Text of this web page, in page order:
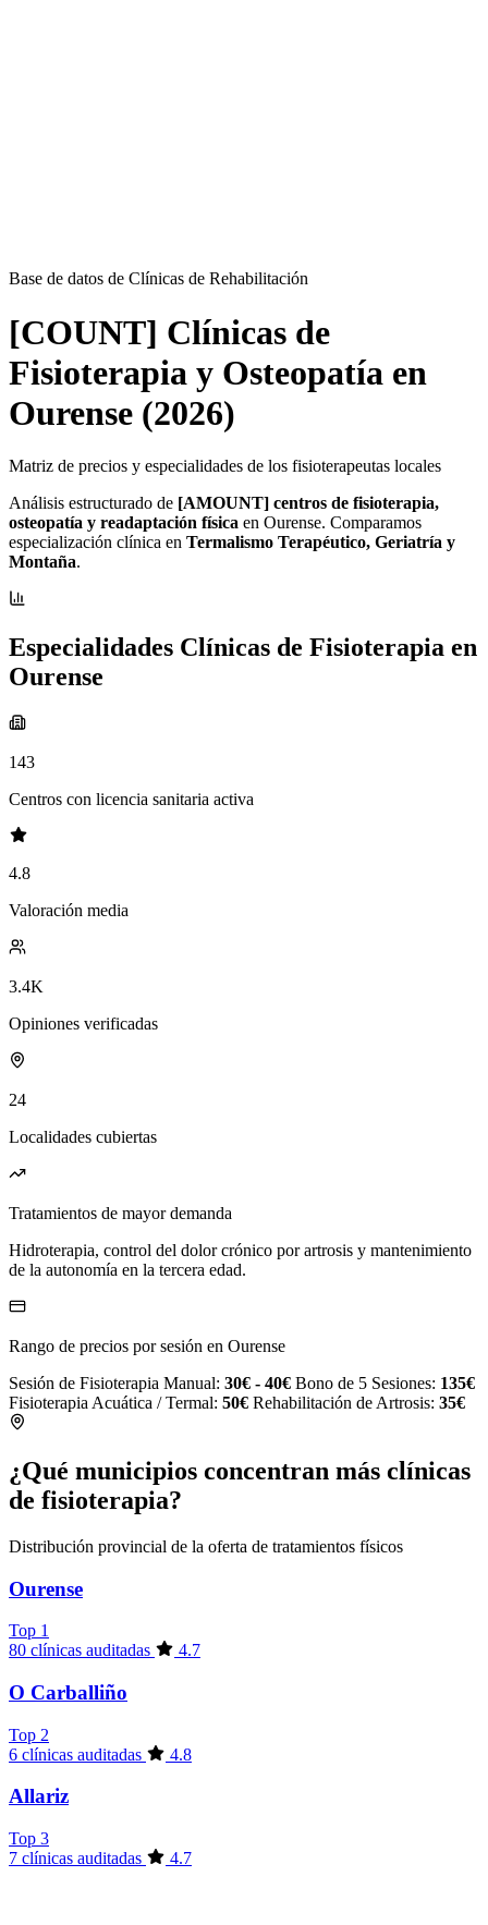
Base de datos de Clínicas de Rehabilitación
[COUNT] Clínicas de
Fisioterapia y Osteopatía en
Ourense (2026)
Matriz de precios y especialidades de los fisioterapeutas locales
Análisis estructurado de [AMOUNT] centros de fisioterapia,
osteopatía y readaptación física en Ourense. Comparamos
especialización clínica en Termalismo Terapéutico, Geriatría y
Montaña.
Especialidades Clínicas de Fisioterapia en
Ourense
143
Centros con licencia sanitaria activa
4.8
Valoración media
3.4K
Opiniones verificadas
24
Localidades cubiertas
Tratamientos de mayor demanda
Hidroterapia, control del dolor crónico por artrosis y mantenimiento
de la autonomía en la tercera edad.
Rango de precios por sesión en Ourense
Sesión de Fisioterapia Manual: 30€ - 40€ Bono de 5 Sesiones: 135€
Fisioterapia Acuática / Termal: 50€ Rehabilitación de Artrosis: 35€
¿Qué municipios concentran más clínicas
de fisioterapia?
Distribución provincial de la oferta de tratamientos físicos
Ourense
Top 1
80 clínicas auditadas
4.7
O Carballiño
Top 2
6 clínicas auditadas
4.8
Allariz
Top 3
7 clínicas auditadas
4.7